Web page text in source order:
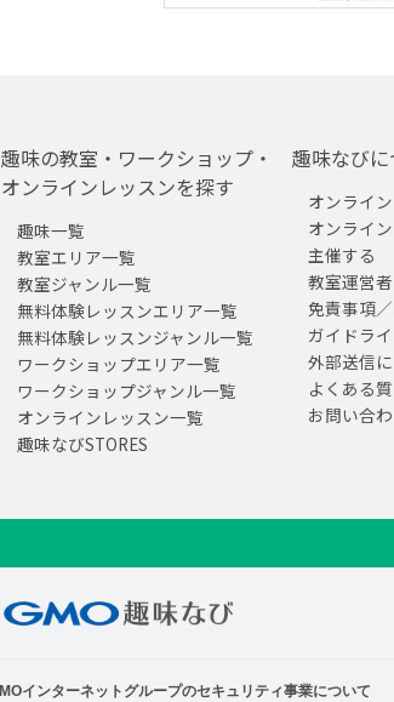
趣味の教室・ワークショップ・
オンラインレッスンを探す
趣味一覧
教室エリア一覧
教室ジャンル一覧
無料体験レッスンエリア一覧
無料体験レッスンジャンル一覧
ワークショップエリア一覧
ワークショップジャンル一覧
オンラインレッスン一覧
趣味なびSTORES
趣味なびに
オンライ
オンライ
主催する
教室運営
免責事項
ガイドラ
外部送信
よくある
お問い合